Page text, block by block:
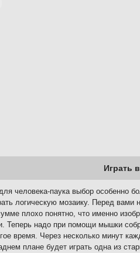
Играть
человека-паука выбор особенно
логическую мозаику. Перед вами
плохо понятно, что именно
Теперь надо при помощи мышки
время. Через несколько минут
плане будет играть одна из